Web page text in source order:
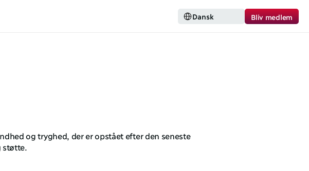
Select Language
Dansk Bliv medlem
og tryghed, der er opstået efter den seneste